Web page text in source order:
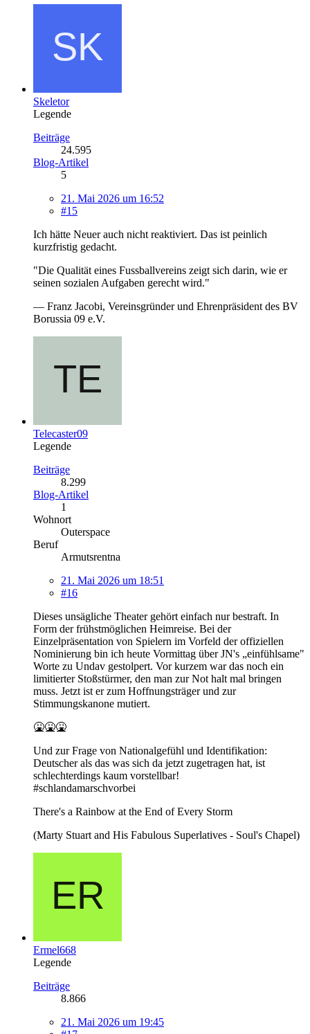
Skeletor
Legende
Beiträge
24.595
Blog-Artikel
5
21. Mai 2026 um 16:52
#15
Ich hätte Neuer auch nicht reaktiviert. Das ist peinlich
kurzfristig gedacht.
"Die Qualität eines Fussballvereins zeigt sich darin, wie er
seinen sozialen Aufgaben gerecht wird."
— Franz Jacobi, Vereinsgründer und Ehrenpräsident des BV
Borussia 09 e.V.
Telecaster09
Legende
Beiträge
8.299
Blog-Artikel
1
Wohnort
Outerspace
Beruf
Armutsrentna
21. Mai 2026 um 18:51
#16
Dieses unsägliche Theater gehört einfach nur bestraft. In
Form der frühstmöglichen Heimreise. Bei der
Einzelpräsentation von Spielern im Vorfeld der offiziellen
Nominierung bin ich heute Vormittag über JN's „einfühlsame"
Worte zu Undav gestolpert. Vor kurzem war das noch ein
limitierter Stoßstürmer, den man zur Not halt mal bringen
muss. Jetzt ist er zum Hoffnungsträger und zur
Stimmungskanone mutiert.
🤮🤮🤮
Und zur Frage von Nationalgefühl und Identifikation:
Deutscher als das was sich da jetzt zugetragen hat, ist
schlechterdings kaum vorstellbar!
#schlandamarschvorbei
There's a Rainbow at the End of Every Storm
(Marty Stuart and His Fabulous Superlatives - Soul's Chapel)
Ermel668
Legende
Beiträge
8.866
21. Mai 2026 um 19:45